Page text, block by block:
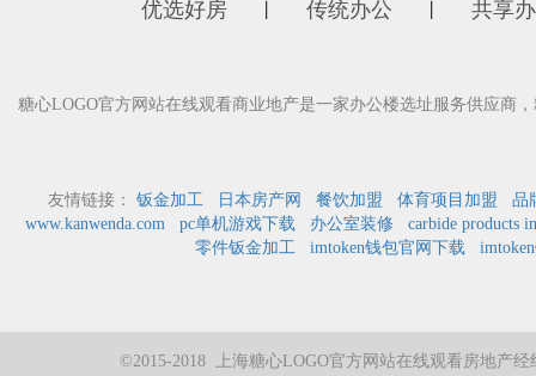
优选好房 传统办公 共享
糖心LOGO官方网站在线观看商业地产是一家办公楼选址服务供应商
友情链接： 钣金加工 日本房产网 餐饮加盟 体育项目加盟
品
www.kanwenda.com
pc单机游戏下载 办公室装修
carbide products
零件钣金加工
imtoken钱包官网下载
©2015-2018 上海糖心LOGO官方网站在线观看房地产